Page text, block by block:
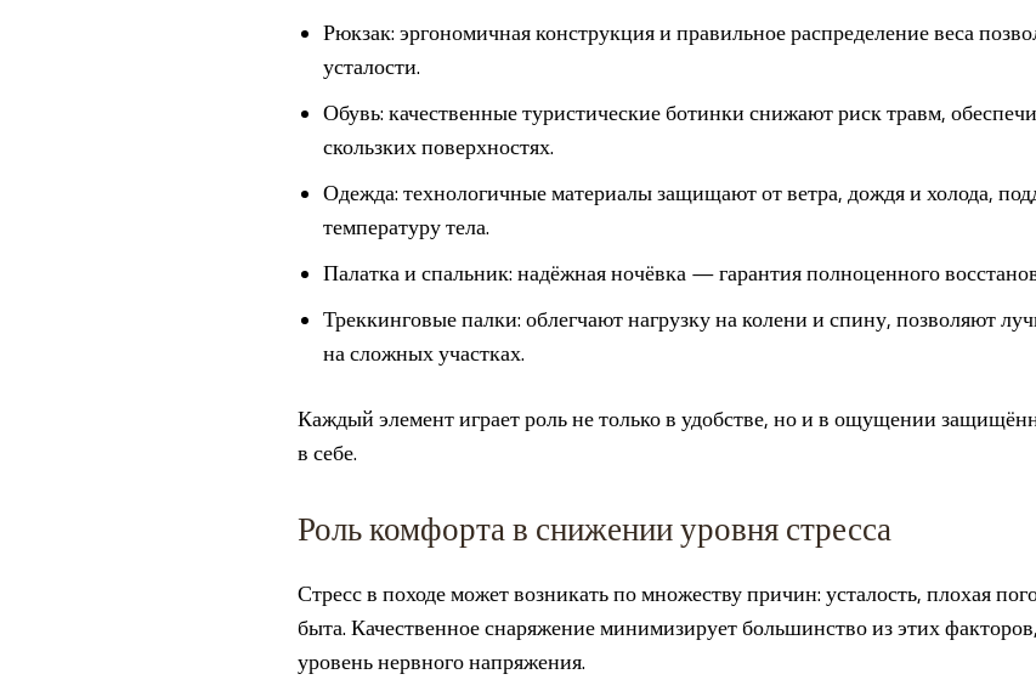
Рюкзак: эргономичная конструкция и правильное распределение веса
усталости.
Обувь: качественные туристические ботинки снижают риск травм,
скользких поверхностях.
Одежда: технологичные материалы защищают от ветра, дождя и холода,
температуру тела.
Палатка и спальник: надёжная ночёвка — гарантия полноценного
Треккинговые палки: облегчают нагрузку на колени и спину, позволяют
на сложных участках.
Каждый элемент играет роль не только в удобстве, но и в ощущении
в себе.
Роль комфорта в снижении уровня стресса
Стресс в походе может возникать по множеству причин: усталость, плохая
быта. Качественное снаряжение минимизирует большинство из этих
уровень нервного напряжения.